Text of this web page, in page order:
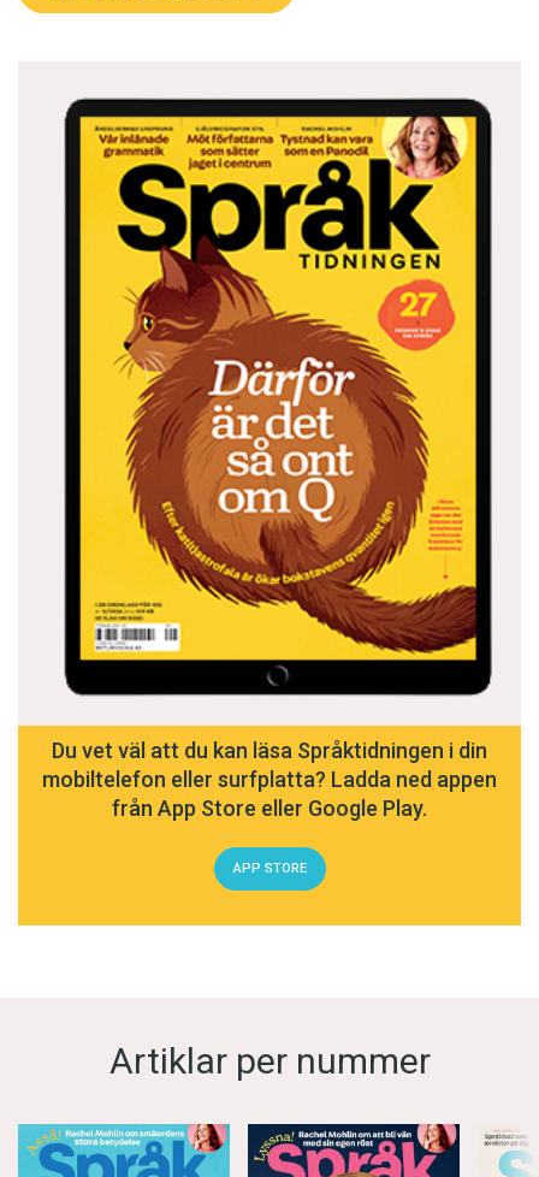
Du vet väl att du kan läsa Språktidningen i din
mobiltelefon eller surfplatta? Ladda ned appen
från App Store eller Google Play.
APP STORE
Artiklar per nummer